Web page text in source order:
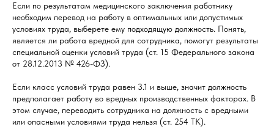
Если по результатам медицинского заключения работнику
необходим перевод на работу в оптимальных или допустимых
условиях труда, выберете ему подходящую должность. Понять,
является ли работа вредной для сотрудника, помогут результаты
специальной оценки условий труда (ст. 15 Федерального закона
от 28.12.2013 № 426-ФЗ).
Если класс условий труда равен 3.1 и выше, значит должность
предполагает работу во вредных производственных факторах. В
этом случае, переводить сотрудника на должность с вредными
или опасными условиями труда нельзя (ст. 254 ТК).